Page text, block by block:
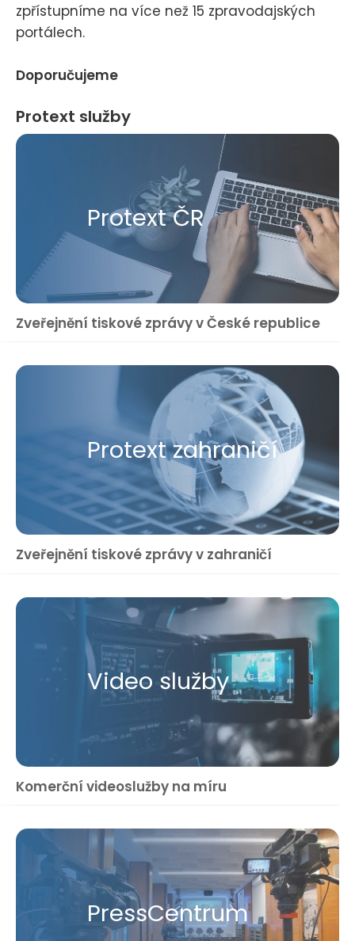
zpřístupníme na více než 15 zpravodajských
portálech.
Doporučujeme
Protext služby
Protext ČR
Zveřejnění tiskové zprávy v České republice
Protext zahraničí
Zveřejnění tiskové zprávy v zahraničí
Video služby
Komerční videoslužby na míru
Press​Centrum